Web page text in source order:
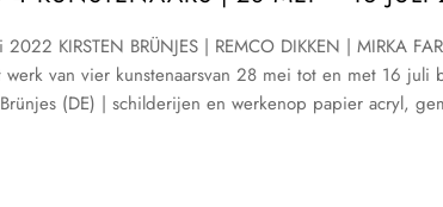
KIRSTEN BRÜNJES | REMCO DIKKEN | MIRKA
werk van vier kunstenaarsvan 28 mei tot en met 16 juli
(DE) | schilderijen en werkenop papier acryl,